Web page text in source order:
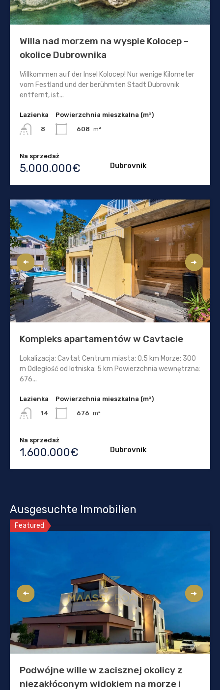
Willa nad morzem na wyspie Kolocep –
okolice Dubrownika
Willkommen auf der Insel Kolocep! Nur wenige Kilometer
vom Festland und der berühmten Stadt Dubrovnik
entfernt, ist...
Lazienka
8
Powierzchnia mieszkalna (m²)
608 m²
Na sprzedaż
5.000.000€ Dubrovnik
Kompleks apartamentów w Cavtacie
Lokalizacja: Cavtat Centrum miasta: 0,5 km Morze: 300
m Odległość od lotniska: 5 km Powierzchnia wewnętrzna:
676...
Lazienka
14
Powierzchnia mieszkalna (m²)
676 m²
Na sprzedaż
1.600.000€ Dubrovnik
Ausgesuchte Immobilien
Featured
Podwójne wille w zacisznej okolicy z
niezakłóconym widokiem na morze i